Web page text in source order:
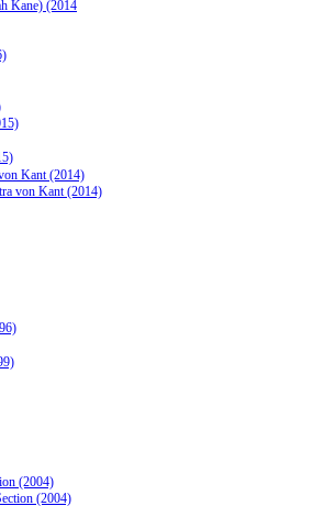
Kant (2014)
(2004)